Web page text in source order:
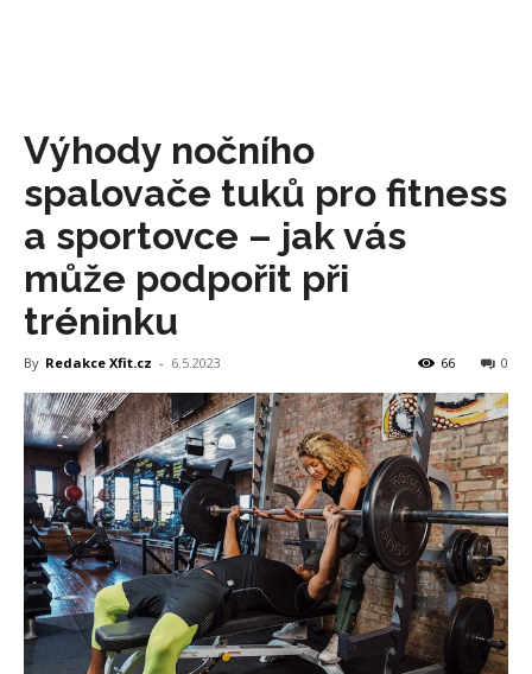
Výhody nočního
spalovače tuků pro fitness
a sportovce – jak vás
může podpořit při
tréninku
By Redakce Xfit.cz - 6.5.2023 0
66